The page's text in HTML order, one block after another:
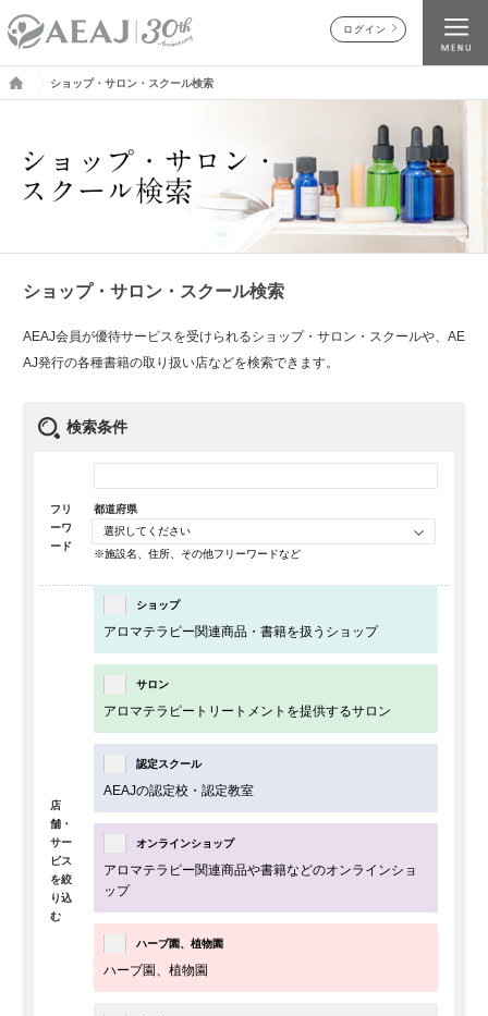
ログイン
ショップ・サロン・スクール検索
ショップ・サロン・スクール検索
AEAJ会員が優待サービスを受けられるショップ・サロン・スクールや、AE
AJ発行の各種書籍の取り扱い店などを検索できます。
検索条件
フリ
ーワ
ード
都道府県
選択してください
※施設名、住所、その他フリーワードなど
店
舗・
サー
ビス
を絞
り込
む
ショップ
アロマテラピー関連商品・書籍を扱うショップ
サロン
アロマテラピートリートメントを提供するサロン
認定スクール
AEAJの認定校・認定教室
オンラインショップ
アロマテラピー関連商品や書籍などのオンラインショ
ップ
ハーブ園、植物園
ハーブ園、植物園